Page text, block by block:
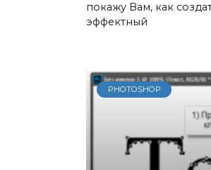
покажу Вам, как
эффектный
PHOTOSHOP